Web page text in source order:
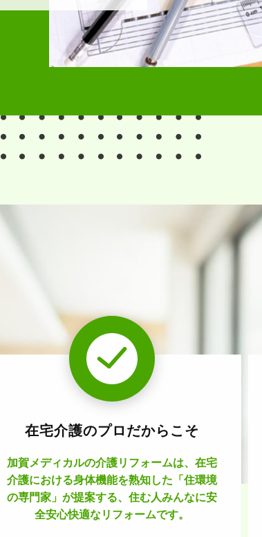
在宅介護のプロだからこそ
加賀メディカルの介護リフォームは、在宅
介護における身体機能を熟知した「住環境
の専門家」が提案する、住む人みんなに安
全安心快適なリフォームです。